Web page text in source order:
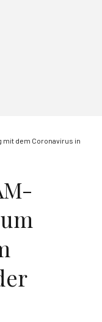
mit dem Coronavirus in